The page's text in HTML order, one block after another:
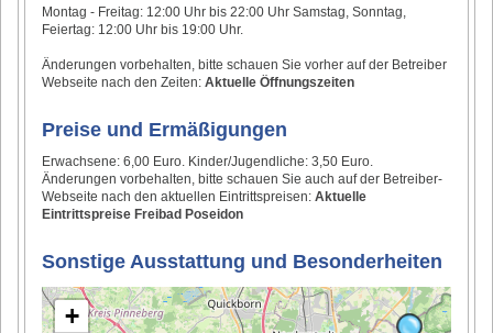
Montag - Freitag: 12:00 Uhr bis 22:00 Uhr Samstag, Sonntag,
Feiertag: 12:00 Uhr bis 19:00 Uhr.
Änderungen vorbehalten, bitte schauen Sie vorher auf der Betreiber
Webseite nach den Zeiten:Aktuelle Öffnungszeiten
Preise und Ermäßigungen
Erwachsene: 6,00 Euro. Kinder/Jugendliche: 3,50 Euro.
Änderungen vorbehalten, bitte schauen Sie auch auf der Betreiber-
Webseite nach den aktuellen Eintrittspreisen:Aktuelle
Eintrittspreise Freibad Poseidon
Sonstige Ausstattung und Besonderheiten
+